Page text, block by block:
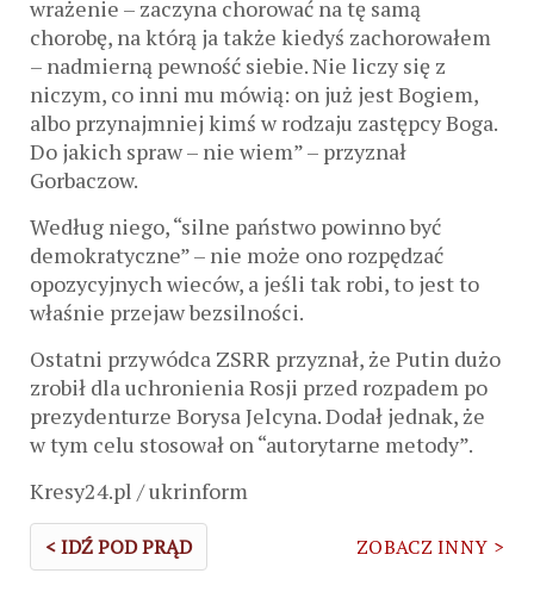
wrażenie – zaczyna chorować na tę samą
chorobę, na którą ja także kiedyś zachorowałem
– nadmierną pewność siebie. Nie liczy się z
niczym, co inni mu mówią: on już jest Bogiem,
albo przynajmniej kimś w rodzaju zastępcy Boga.
Do jakich spraw – nie wiem” – przyznał
Gorbaczow.
Według niego, “silne państwo powinno być
demokratyczne” – nie może ono rozpędzać
opozycyjnych wieców, a jeśli tak robi, to jest to
właśnie przejaw bezsilności.
Ostatni przywódca ZSRR przyznał, że Putin dużo
zrobił dla uchronienia Rosji przed rozpadem po
prezydenturze Borysa Jelcyna. Dodał jednak, że
w tym celu stosował on “autorytarne metody”.
Kresy24.pl / ukrinform
< IDŹ POD PRĄD ZOBACZ INNY >